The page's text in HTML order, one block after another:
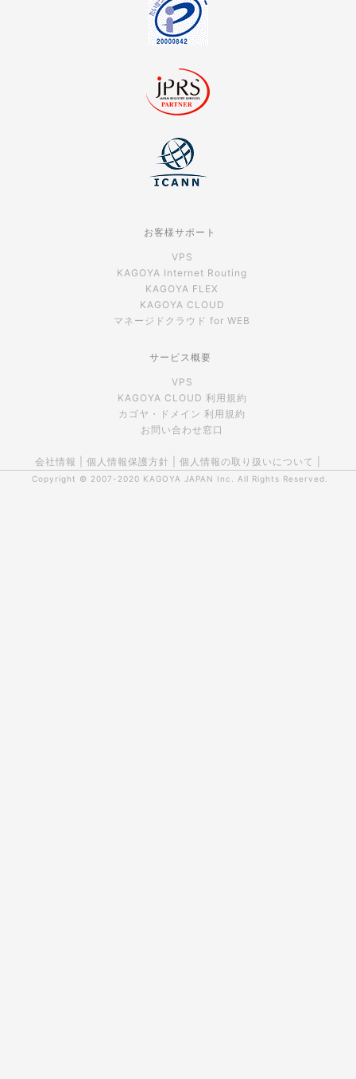
お客様サポート
VPS
KAGOYA Internet Routing
KAGOYA FLEX
KAGOYA CLOUD
マネージドクラウド for WEB
サービス概要
VPS
KAGOYA CLOUD 利用規約
カゴヤ・ドメイン 利用規約
お問い合わせ窓口
会社情報 個人情報保護方針 個人情報の取り扱いについて
Copyright © 2007-2020 KAGOYA JAPAN Inc. All Rights Reserved.